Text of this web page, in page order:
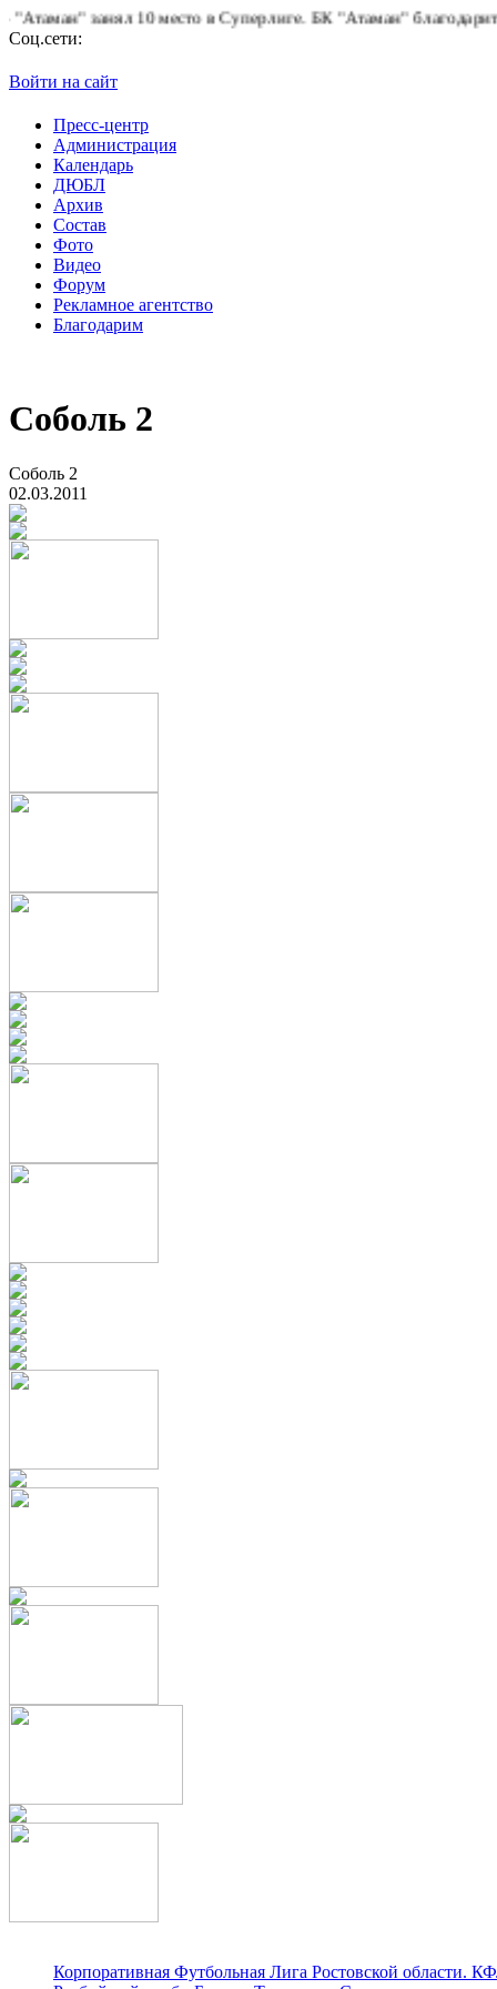
занял 10 место в Суперлиге.БК "Атаман" благодарит
Соц.сети:
Войти на сайт
Пресс-центр
Администрация
Календарь
ДЮБЛ
Архив
Состав
Фото
Видео
Форум
Рекламное агентство
Благодарим
Соболь 2
Соболь 2
02.03.2011
Корпоративная Футбольная Лига Ростовской области.